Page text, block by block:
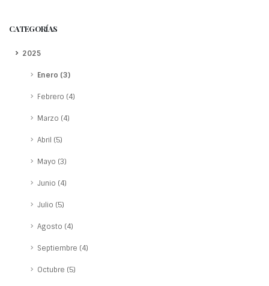
CATEGORÍAS
2025
Enero (3)
Febrero (4)
Marzo (4)
Abril (5)
Mayo (3)
Junio (4)
Julio (5)
Agosto (4)
Septiembre (4)
Octubre (5)